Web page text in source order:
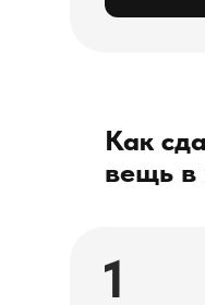
Как
вещь в
1